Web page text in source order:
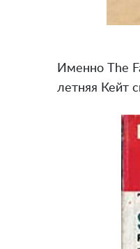
Именно The
летняя Кейт